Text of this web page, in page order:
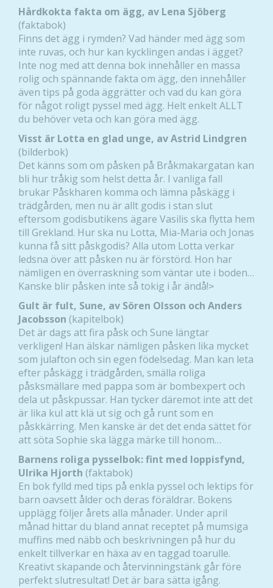
Hårdkokta fakta om ägg, av Lena Sjöberg
(faktabok)
Finns det ägg i rymden? Vad händer med ägg som
inte ruvas, och hur kan kycklingen andas i ägget?
Inte nog med att denna bok innehåller en massa
rolig och spännande fakta om ägg, den innehåller
även tips på goda äggrätter och vad du kan göra
för något roligt pyssel med ägg. Helt enkelt ALLT
du behöver veta och kan göra med ägg.
Visst är Lotta en glad unge, av Astrid Lindgren
(bilderbok)
Det känns som om påsken på Bråkmakargatan kan
bli hur tråkig som helst detta år. I vanliga fall
brukar Påskharen komma och lämna påskägg i
trädgården, men nu är allt godis i stan slut
eftersom godisbutikens ägare Vasilis ska flytta hem
till Grekland. Hur ska nu Lotta, Mia-Maria och Jonas
kunna få sitt påskgodis? Alla utom Lotta verkar
ledsna över att påsken nu är förstörd. Hon har
nämligen en överraskning som väntar ute i boden…
Kanske blir påsken inte så tokig i år ändå!˃
Gult är fult, Sune, av Sören Olsson och Anders
Jacobsson (kapitelbok)
Det är dags att fira påsk och Sune längtar
verkligen! Han älskar nämligen påsken lika mycket
som julafton och sin egen födelsedag. Man kan leta
efter påskägg i trädgården, smälla roliga
påsksmällare med pappa som är bombexpert och
dela ut påskpussar. Han tycker däremot inte att det
är lika kul att klä ut sig och gå runt som en
påskkärring. Men kanske är det det enda sättet för
att söta Sophie ska lägga märke till honom…
Barnens roliga pysselbok: fint med loppisfynd,
Ulrika Hjorth (faktabok)
En bok fylld med tips på enkla pyssel och lektips för
barn oavsett ålder och deras föräldrar. Bokens
upplägg följer årets alla månader. Under april
månad hittar du bland annat receptet på mumsiga
muffins med näbb och beskrivningen på hur du
enkelt tillverkar en häxa av en taggad toarulle.
Kreativt skapande och återvinningstänk går före
perfekt slutresultat! Det är bara sätta igång.